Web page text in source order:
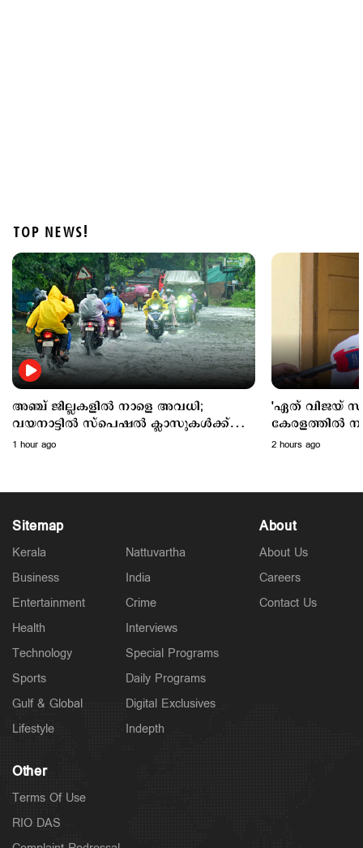
Latest
രണ്ടു ജില്ലകളില്‍ നാളെ അവധി; പരീക്ഷകൾക്ക്
മാറ്റമില്ല
2 hours ago
Police Stories
കടക്കുന്ന ചിത്രം പുറത്ത്; അരിച്ചുപെറുക്കി പൊലീസ്
3 hours ago
TOP NEWS!
അഞ്ച് ജില്ലകളില്‍ നാളെ അവധി;
വയനാട്ടില്‍ സ്പെഷല്‍ ക്ലാസുകള്‍ക്ക്
അവധി
1 hour ago
'ഏത് വിജയ്
കേരളത്തില്‍
വിഷയത്തില്‍
2 hours ago
Sitemap
Kerala
Business
Entertainment
Health
Technology
Sports
Gulf & Global
Lifestyle
Nattuvartha
India
Crime
Interviews
Special Programs
Daily Programs
Digital Exclusives
Indepth
About
About Us
Careers
Contact Us
Other
Terms Of Use
RIO DAS